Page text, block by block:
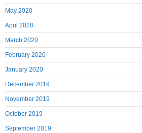
May 2020
April 2020
March 2020
February 2020
January 2020
December 2019
November 2019
October 2019
September 2019